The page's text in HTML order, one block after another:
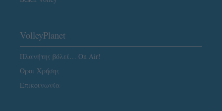
VolleyPlanet
Πλανήτης βόλεϊ… On Air!
Όροι Χρήσης
Επικοινωνία